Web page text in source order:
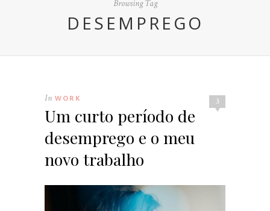
Browsing Tag
DESEMPREGO
3
In WORK
Um curto período de
desemprego e o meu
novo trabalho